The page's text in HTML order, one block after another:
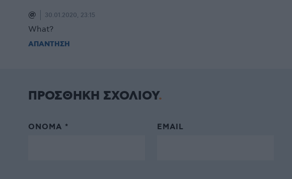
@ 30.01.2020, 23:15
What?
ΑΠΑΝΤΗΣΗ
ΠΡΟΣΘΗΚΗ ΣΧΟΛΙΟΥ
ΌΝΟΜΑ * EMAIL